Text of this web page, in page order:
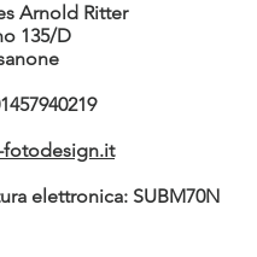
Arnold Ritter
135/D
fotodesign.it
elettronica: SUBM70N